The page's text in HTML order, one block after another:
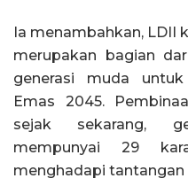
Ia menambahkan,
merupakan bagian
generasi muda
Emas 2045.
sejak sekarang,
mempunyai 29
menghadapi tantangan